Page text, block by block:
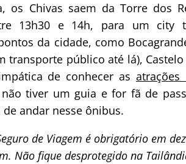
os Chivas saem da Torre dos
13h30 e 14h, para um city
da cidade, como
transporte público até lá),
de conhecer as atrações
tiver um guia e for fã de
andar nesse ônibus.
de Viagem é obrigatório em
Não fique desprotegido na